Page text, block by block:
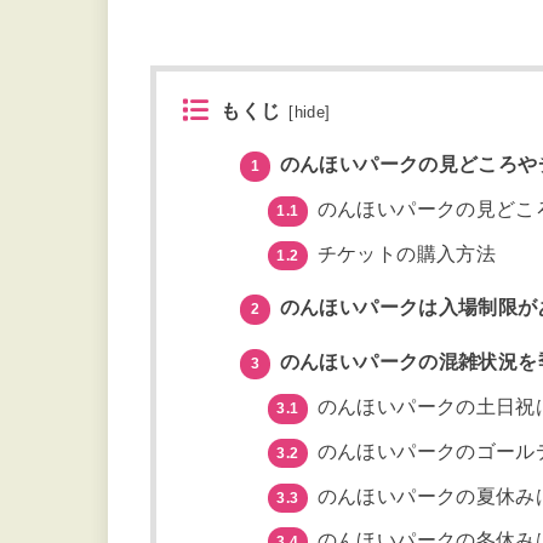
もくじ [ hide]
1 のんほいパークの見どころ
1.1 のんほいパークの見どこ
1.2 チケットの購入方法
2 のんほいパークは入場制限が
3 のんほいパークの混雑状況
3.1 のんほいパークの土日祝
3.2 のんほいパークのゴール
3.3 のんほいパークの夏休み